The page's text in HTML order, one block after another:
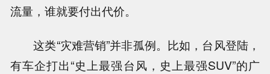
流量，谁就要付出代价。
这类“灾难营销”并非孤例。比如，台风登陆，
有车企打出“史上最强台风，史上最强SUV”的广